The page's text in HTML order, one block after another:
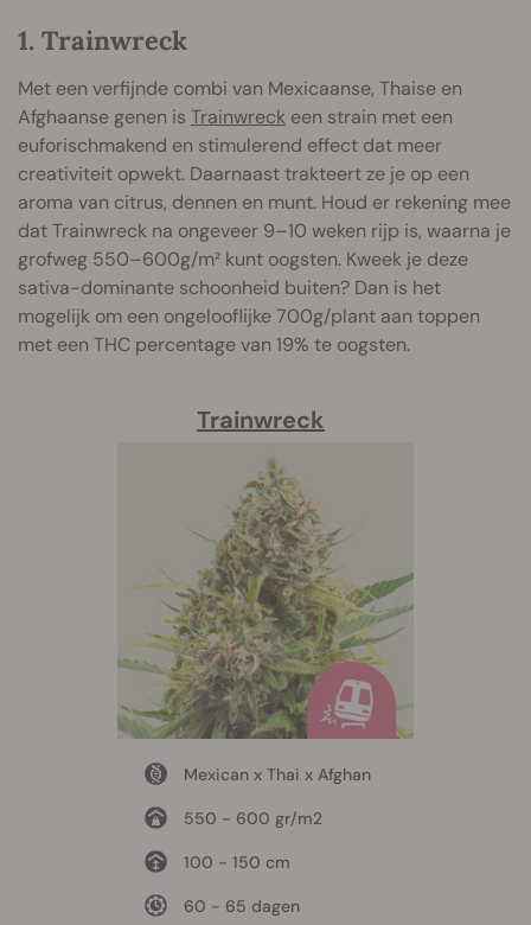
1. Trainwreck
Met een verfijnde combi van Mexicaanse, Thaise en
Afghaanse genen is Trainwreck een strain met een
euforischmakend en stimulerend effect dat meer
creativiteit opwekt. Daarnaast trakteert ze je op een
aroma van citrus, dennen en munt. Houd er rekening mee
dat Trainwreck na ongeveer 9–10 weken rijp is, waarna je
grofweg 550–600g/m² kunt oogsten. Kweek je deze
sativa-dominante schoonheid buiten? Dan is het
mogelijk om een ongelooflijke 700g/plant aan toppen
met een THC percentage van 19% te oogsten.
Trainwreck
Mexican x Thai x Afghan
550 - 600 gr/m2
100 - 150 cm
60 - 65 dagen